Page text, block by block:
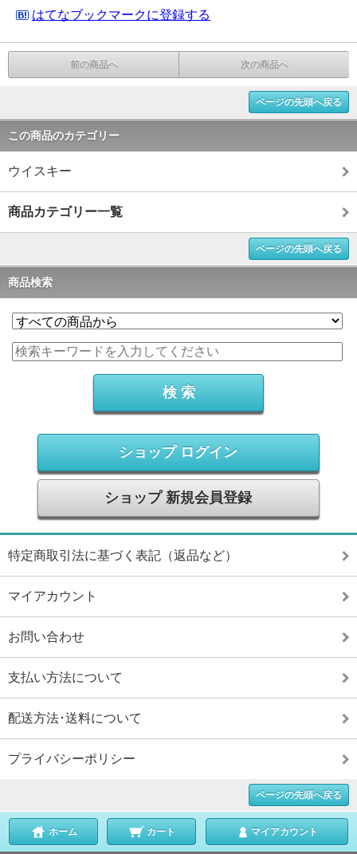
はてなブックマークに登録する
前の商品へ 次の商品へ
ページの先頭へ戻る
この商品のカテゴリー
ウイスキー
商品カテゴリー一覧
ページの先頭へ戻る
商品検索
ショップ ログイン
ショップ 新規会員登録
特定商取引法に基づく表記（返品など）
マイアカウント
お問い合わせ
支払い方法について
配送方法･送料について
プライバシーポリシー
ページの先頭へ戻る
ホーム カート マイアカウント